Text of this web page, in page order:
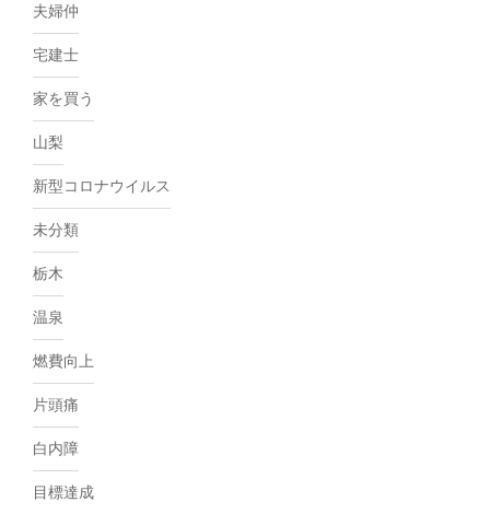
夫婦仲
宅建士
家を買う
山梨
新型コロナウイルス
未分類
栃木
温泉
燃費向上
片頭痛
白内障
目標達成